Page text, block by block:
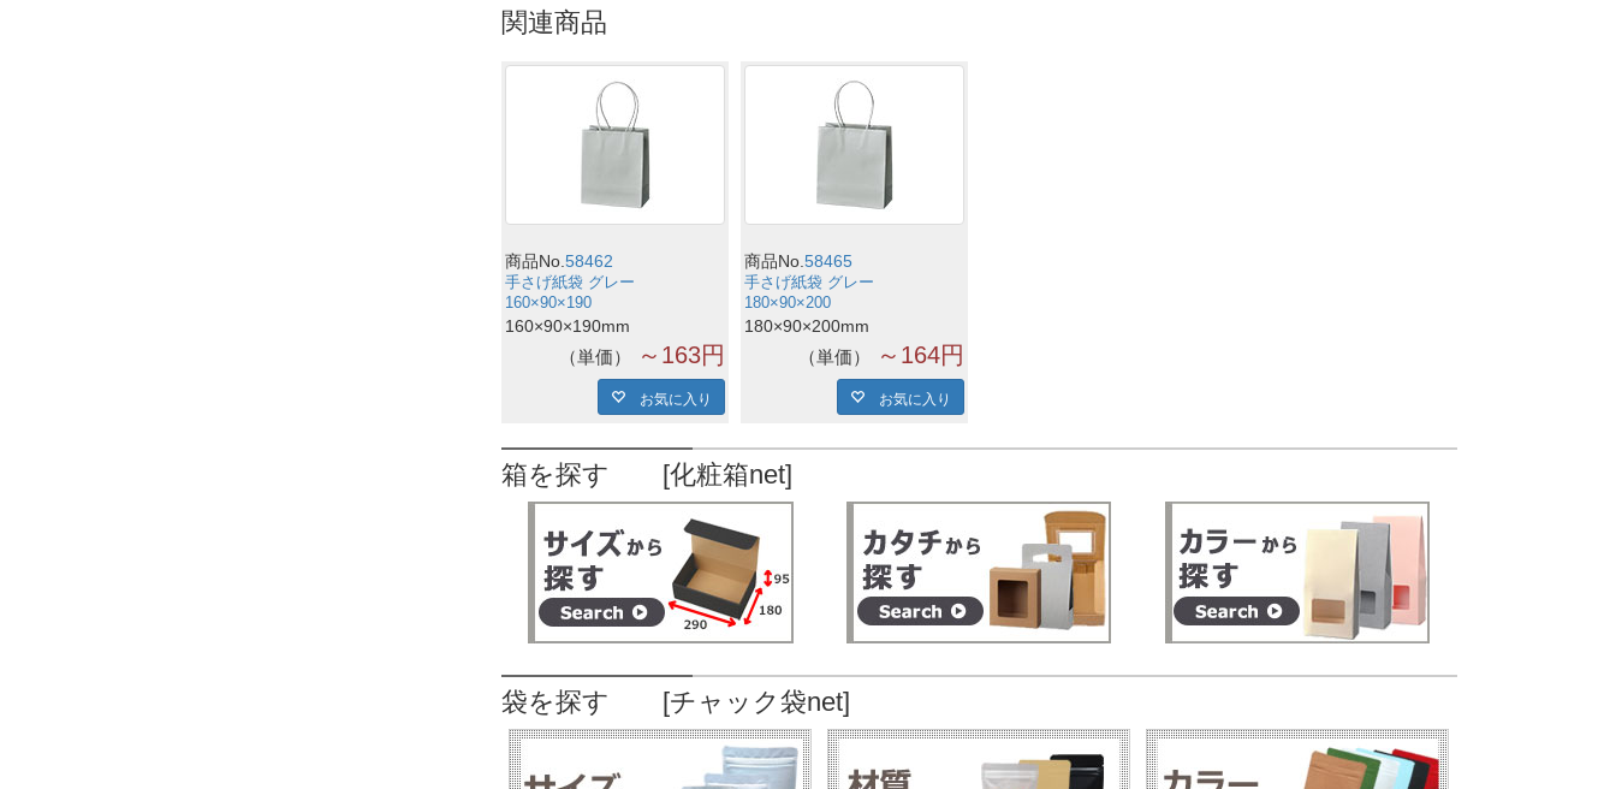
関連商品
商品No.58462
手さげ紙袋 グレー
160×90×190
160×90×190mm
単価 ～163円
お気に入り
商品No.58465
手さげ紙袋 グレー
180×90×200
180×90×200mm
単価 ～164円
お気に入り
箱を探す [化粧箱net]
袋を探す [チャック袋net]